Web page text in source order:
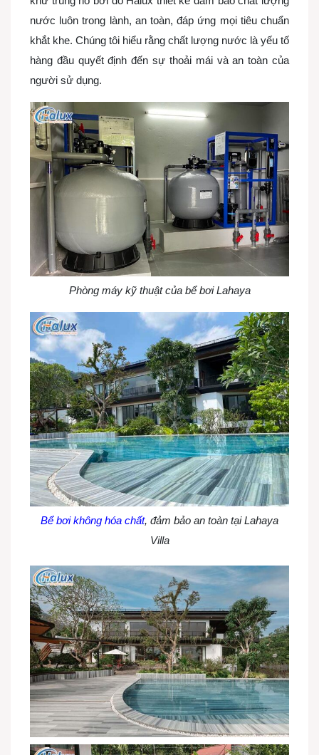
nước luôn trong lành, an toàn, đáp ứng mọi tiêu chuẩn
khắt khe. Chúng tôi hiểu rằng chất lượng nước là yếu tố
hàng đầu quyết định đến sự thoải mái và an toàn của
người sử dụng.
Phòng máy kỹ thuật của bể bơi Lahaya
Bể bơi không hóa chất, đảm bảo an toàn tại Lahaya
Villa